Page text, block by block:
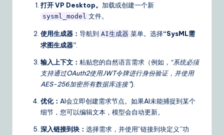
打开 VP Desktop。 加载或创建一个新
sysml_model 文件。
使用生成器： 导航到 AI生成器 菜单。选择“SysML需
求图生成器”
输入上下文： 粘贴您的自然语言需求（例如， “系统必须
支持通过OAuth2使用JWT令牌进行身份验证，并使用
AES-256加密所有数据库连接”).
优化： AI会立即创建需求节点。如果AI未能捕捉到某个
细节，您可以编辑文本，模型会自动更新。
深入链接到块： 选择需求，并使用“链接到块定义”功